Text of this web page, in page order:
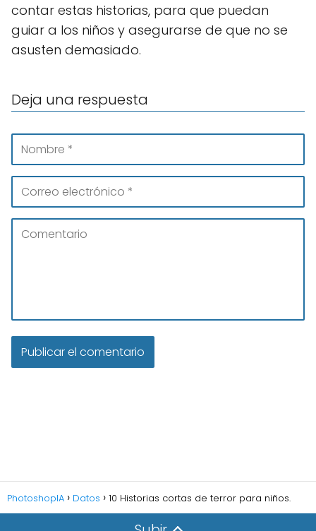
contar estas historias, para que puedan
guiar a los niños y asegurarse de que no se
asusten demasiado.
Deja una respuesta
PhotoshopIA Datos 10 Historias cortas de terror para niños.